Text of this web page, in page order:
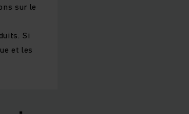
sur le
Si
et les